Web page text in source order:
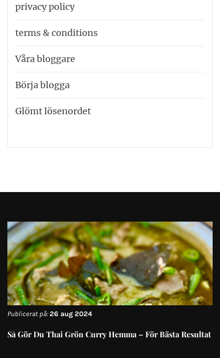
privacy policy
terms & conditions
Våra bloggare
Börja blogga
Glömt lösenordet
Publicerat på:26 aug 2024
Så Gör Du Thai Grön Curry Hemma – För Bästa Resultat